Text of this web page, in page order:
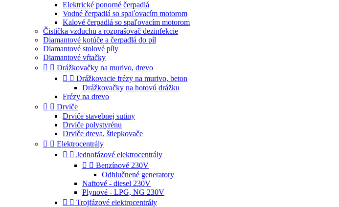
Elektrické ponorné čerpadlá
Vodné čerpadlá so spaľovacím motorom
Kalové čerpadlá so spaľovacím motorom
Čistička vzduchu a rozprašovač dezinfekcie
Diamantové kotúče a čerpadlá do píl
Diamantové stolové píly
Diamantové vŕtačky
  Drážkovačky na murivo, drevo
  Drážkovacie frézy na murivo, beton
Drážkovačky na hotovú drážku
Frézy na drevo
  Drviče
Drviče stavebnej sutiny
Drviče polystyrénu
Drviče dreva, štiepkovače
  Elektrocentrály
  Jednofázové elektrocentrály
  Benzínové 230V
Odhlučnené generatory
Naftové - diesel 230V
Plynové - LPG, NG 230V
  Trojfázové elektrocentrály